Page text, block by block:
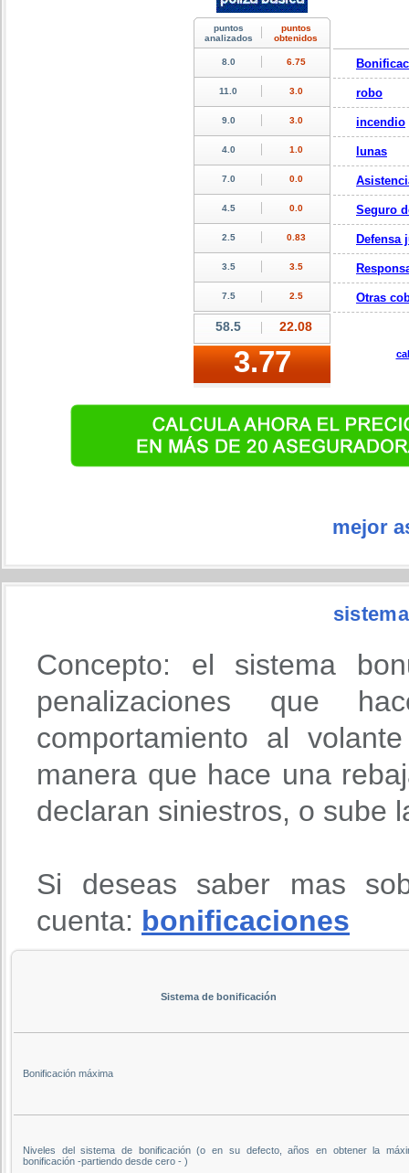
robo
incendio
lunas
Seguro
Defensa
Otras
mejor
Concepto: el sistema
penalizaciones que
comportamiento al
manera que hace una
declaran siniestros, o sube
Si deseas saber mas
cuenta: bonificaciones
Sistema de bonificación
Bonificación máxima
Niveles del sistema de bonificación (o en su defecto, años en obtener la
bonificación -partiendo desde cero - )